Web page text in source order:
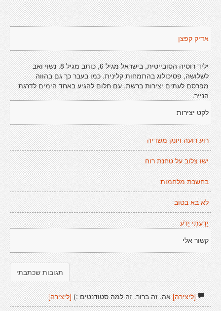
אדיק קפצן
יליד רוסיה הסובייטית, בישראל מגיל 6, כותב מגיל 8. נשוי ואב
לשלושה, פסיכולוג בהתמחות קלינית. כמו בעבר כך גם בהווה
מפרסם לעתים יצירות ברשת, עם חלום להגיע באחד הימים לדרגת
הנייר.
לקט יצירות
רוע רועה ויונק משדיה
ישו צלוב על טחנת רוח
בחשכת מלחמות
לא בא בטוב
יָדַעֲתִי יָדֹע
קשור אלי
תגובות שכתבתי
[ליצירה]אה, זה ברור. זה למה סטודנטים :) [ליצירה]